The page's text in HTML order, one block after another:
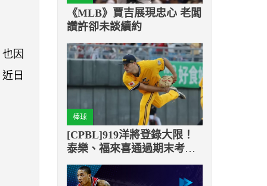
因
日
《MLB》賈吉展現忠心 老闆
讚許卻未談續約
棒球
[CPBL]919洋將登錄大限！
泰樂、福來喜通過期末考成
功續留